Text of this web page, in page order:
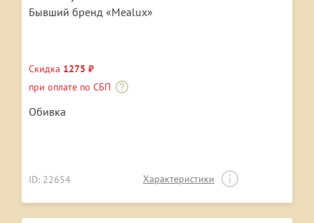
Бывший бренд «Mealux»
Скидка 1275 ₽
при оплате по СБП
Обивка
ID: 22654 Характеристики